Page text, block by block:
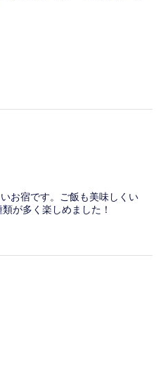
お宿です。ご飯も美味しくい
が多く楽しめました！